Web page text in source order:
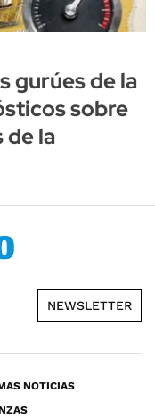
gurúes de la
sobre
de la
NEWSLETTER
NOTICIAS